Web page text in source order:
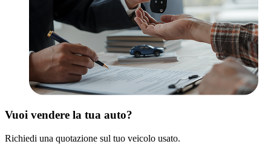
Vuoi vendere la tua auto?
Richiedi una quotazione sul tuo veicolo usato.